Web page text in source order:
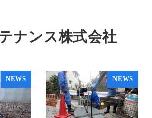
ナンス株式会社
NEWS NEWS